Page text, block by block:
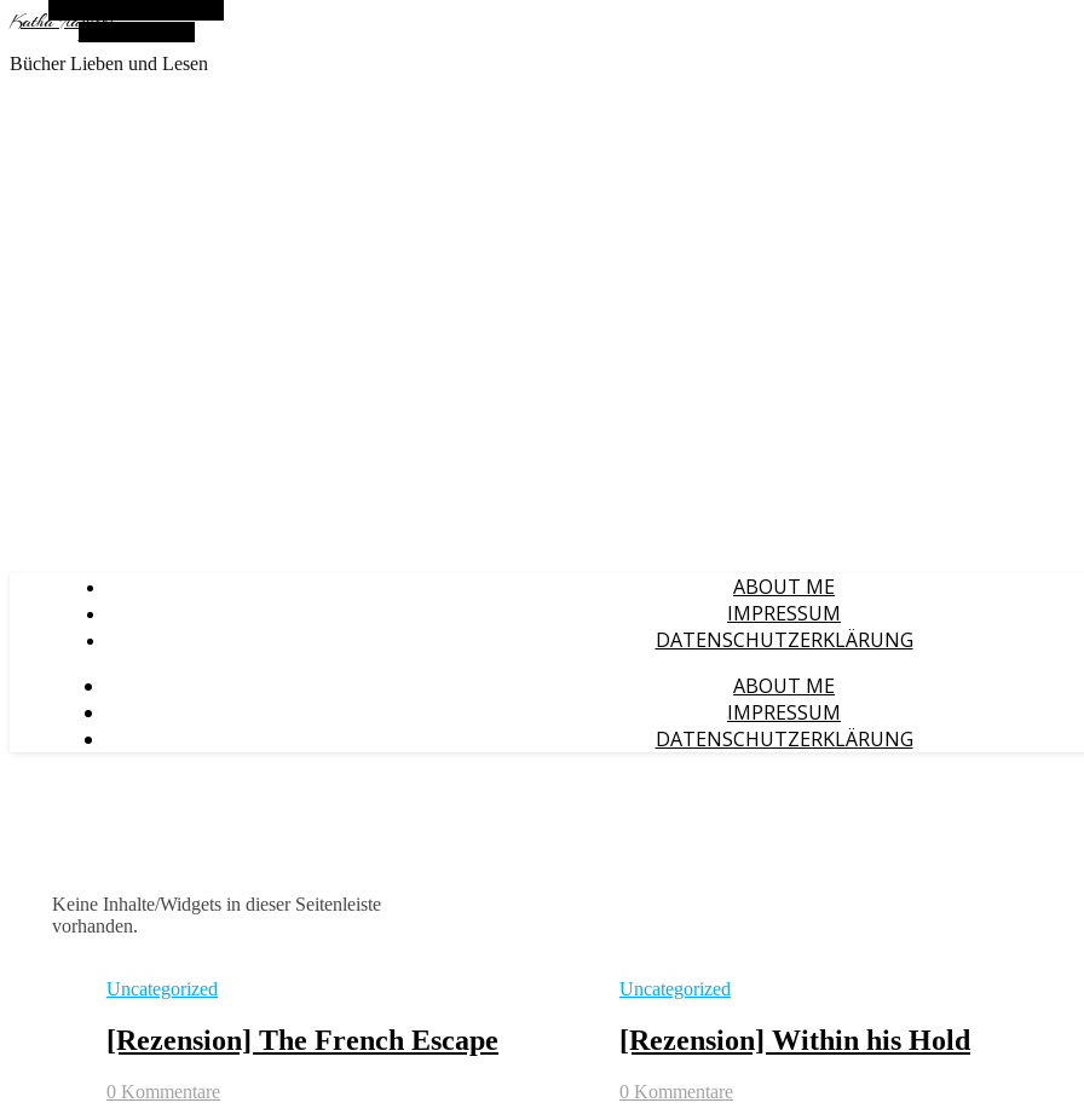
KathaFlauschi
Bücher Lieben und Lesen
Zufallsauswahl
ABOUT ME
IMPRESSUM
DATENSCHUTZERKLÄRUNG
ABOUT ME
IMPRESSUM
DATENSCHUTZERKLÄRUNG
Keine Inhalte/Widgets in dieser Seitenleiste
vorhanden.
Uncategorized
[Rezension] The French Escape
0 Kommentare
Uncategorized
[Rezension] Within his Hold
0 Kommentare